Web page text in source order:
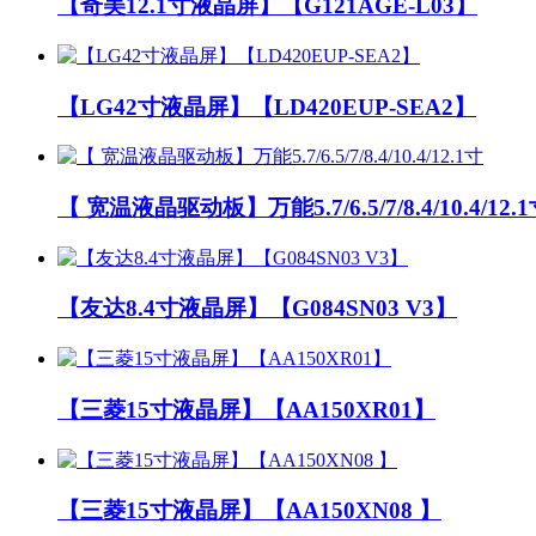
【奇美12.1寸液晶屏】【G121AGE-L03】
【LG42寸液晶屏】【LD420EUP-SEA2】
【 宽温液晶驱动板】万能5.7/6.5/7/8.4/10.4/12.1
【友达8.4寸液晶屏】【G084SN03 V3】
【三菱15寸液晶屏】【AA150XR01】
【三菱15寸液晶屏】【AA150XN08 】